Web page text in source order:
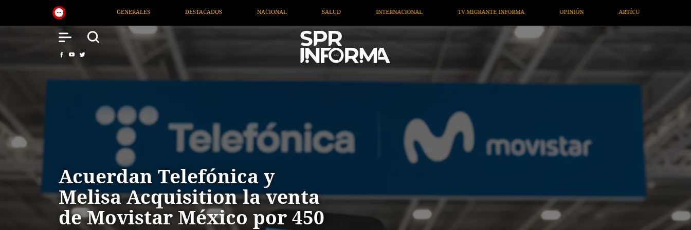
DESTACADOS SALUD INTERNACIONAL TV MIGRANTE INFORMA OPINIÓN ARTÍCULOS ARTE / ENTRETENIMIENTO
Acuerdan Telefónica y
Melisa Acquisition la venta
de Movistar México por 450